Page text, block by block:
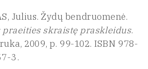
Julius. Žydų bendruomenė.
praeities skraistę praskleidus.
2009, p. 99-102. ISBN 978-
3.